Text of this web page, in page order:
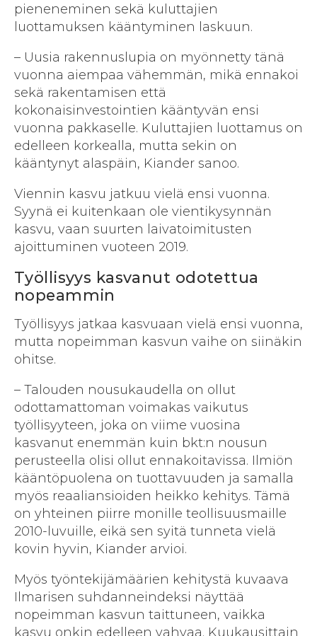
pieneneminen sekä kuluttajien
luottamuksen kääntyminen laskuun.
– Uusia rakennuslupia on myönnetty tänä
vuonna aiempaa vähemmän, mikä ennakoi
sekä rakentamisen että
kokonaisinvestointien kääntyvän ensi
vuonna pakkaselle. Kuluttajien luottamus on
edelleen korkealla, mutta sekin on
kääntynyt alaspäin, Kiander sanoo.
Viennin kasvu jatkuu vielä ensi vuonna.
Syynä ei kuitenkaan ole vientikysynnän
kasvu, vaan suurten laivatoimitusten
ajoittuminen vuoteen 2019.
Työllisyys kasvanut odotettua
nopeammin
Työllisyys jatkaa kasvuaan vielä ensi vuonna,
mutta nopeimman kasvun vaihe on siinäkin
ohitse.
– Talouden nousukaudella on ollut
odottamattoman voimakas vaikutus
työllisyyteen, joka on viime vuosina
kasvanut enemmän kuin bkt:n nousun
perusteella olisi ollut ennakoitavissa. Ilmiön
kääntöpuolena on tuottavuuden ja samalla
myös reaaliansioiden heikko kehitys. Tämä
on yhteinen piirre monille teollisuusmaille
2010-luvuille, eikä sen syitä tunneta vielä
kovin hyvin, Kiander arvioi.
Myös työntekijämäärien kehitystä kuvaava
Ilmarisen suhdanneindeksi näyttää
nopeimman kasvun taittuneen, vaikka
kasvu onkin edelleen vahvaa. Kuukausittain